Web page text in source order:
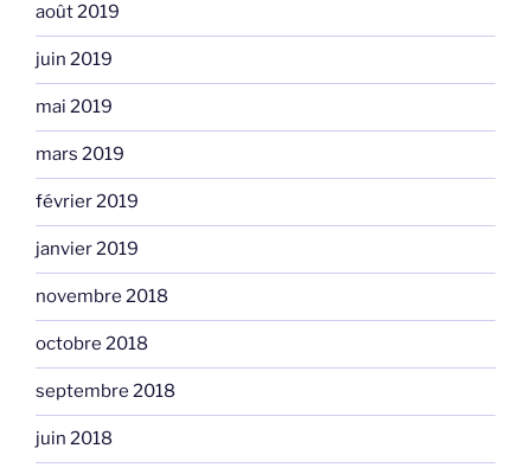
août 2019
juin 2019
mai 2019
mars 2019
février 2019
janvier 2019
novembre 2018
octobre 2018
septembre 2018
juin 2018